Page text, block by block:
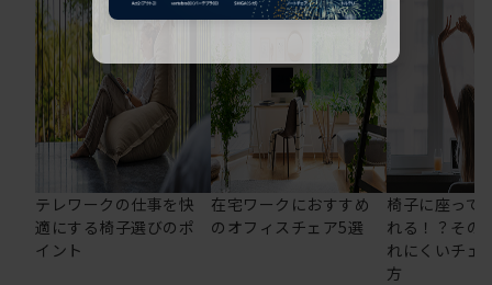
テレワークの仕事を快
適にする椅子選びのポ
イント
在宅ワークにおすすめ
のオフィスチェア5選
椅子に座って
れる！？その
れにくいチェ
方